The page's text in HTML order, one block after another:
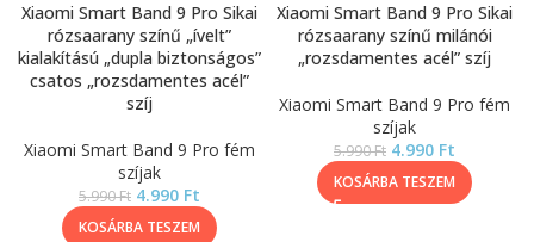
Xiaomi Smart Band 9 Pro Sikai
rózsaarany színű „ívelt”
kialakítású „dupla biztonságos”
csatos „rozsdamentes acél”
szíj
Xiaomi Smart Band 9 Pro fém
szíjak
5.990Ft 4.990 Ft
KOSÁRBA TESZEM
Xiaomi Smart Band 9 Pro Sikai
rózsaarany színű milánói
„rozsdamentes acél” szíj
Xiaomi Smart Band 9 Pro fém
szíjak
5.990Ft 4.990 Ft
KOSÁRBA TESZEM